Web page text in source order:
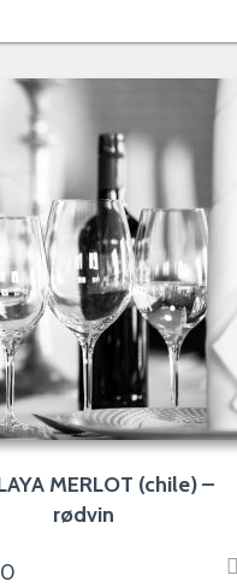
MERLOT (chile) –
rødvin